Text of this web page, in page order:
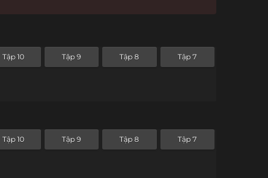
Tập 10 Tập 9 Tập 8 Tập 7
Tập 10 Tập 9 Tập 8 Tập 7